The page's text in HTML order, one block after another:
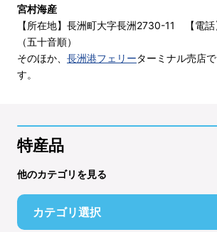
宮村海産
【所在地】長洲町大字長洲2730-11 【電
（五十音順）
そのほか、 長洲港フェリーターミナル売店
す。
特産品
他のカテゴリを見る
カテゴリ選択